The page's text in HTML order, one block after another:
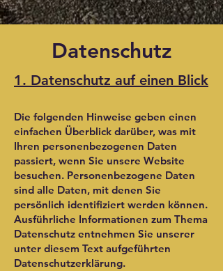
Datenschutz
1. Datenschutz auf einen Blick
Die folgenden Hinweise geben einen
einfachen Überblick darüber, was mit
Ihren personenbezogenen Daten
passiert, wenn Sie unsere Website
besuchen. Personenbezogene Daten
sind alle Daten, mit denen Sie
persönlich identifiziert werden können.
Ausführliche Informationen zum Thema
Datenschutz entnehmen Sie unserer
unter diesem Text aufgeführten
Datenschutzerklärung.